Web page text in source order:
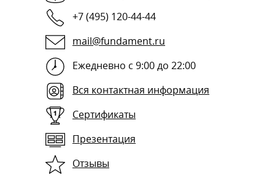
+7 (495) 120-44-44
mail@fundament.ru
Ежедневно с 9:00 до 22:00
Вся контактная информация
Сертификаты
Презентация
Отзывы